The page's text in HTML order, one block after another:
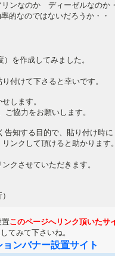
ンなのか ディーゼルなのか
的なのではないだろうか・・
を作成してみました。
けて下さると幸いです。
します。
ご協力をお願いします。
告知する目的で、貼り付け時
ンクして頂けると助かります。
クさせていただきます。
置このページへリンク頂いたサ
みて下さいね。
ンバナー設置サイト